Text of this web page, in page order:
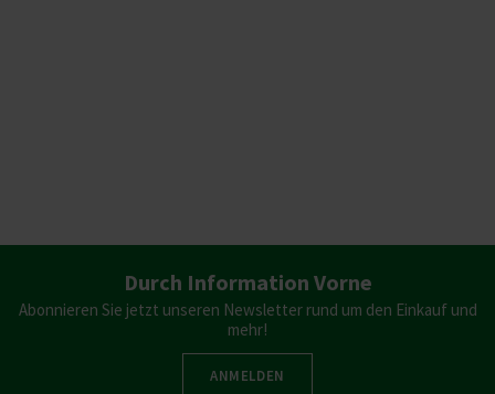
Durch Information Vorne
Abonnieren Sie jetzt unseren Newsletter rund um den Einkauf und
mehr!
ANMELDEN